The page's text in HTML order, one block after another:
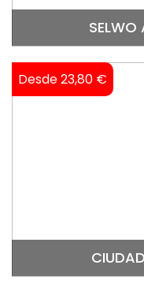
SELWO
Desde 23,80 €